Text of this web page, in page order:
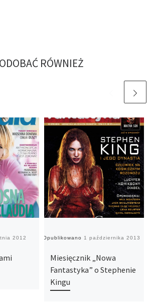
RÓWNIEŻ
2012 Opublikowano 1 października 2013
Miesięcznik „Nowa
Fantastyka” o Stephenie
Kingu